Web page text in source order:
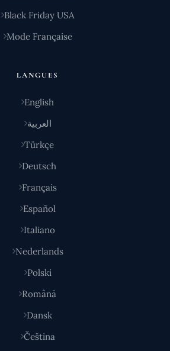
Black Friday USA
Mode Française
LANGUES
English
العربية
Türkçe
Deutsch
Français
Español
Italiano
Nederlands
Polski
Română
Dansk
Čeština